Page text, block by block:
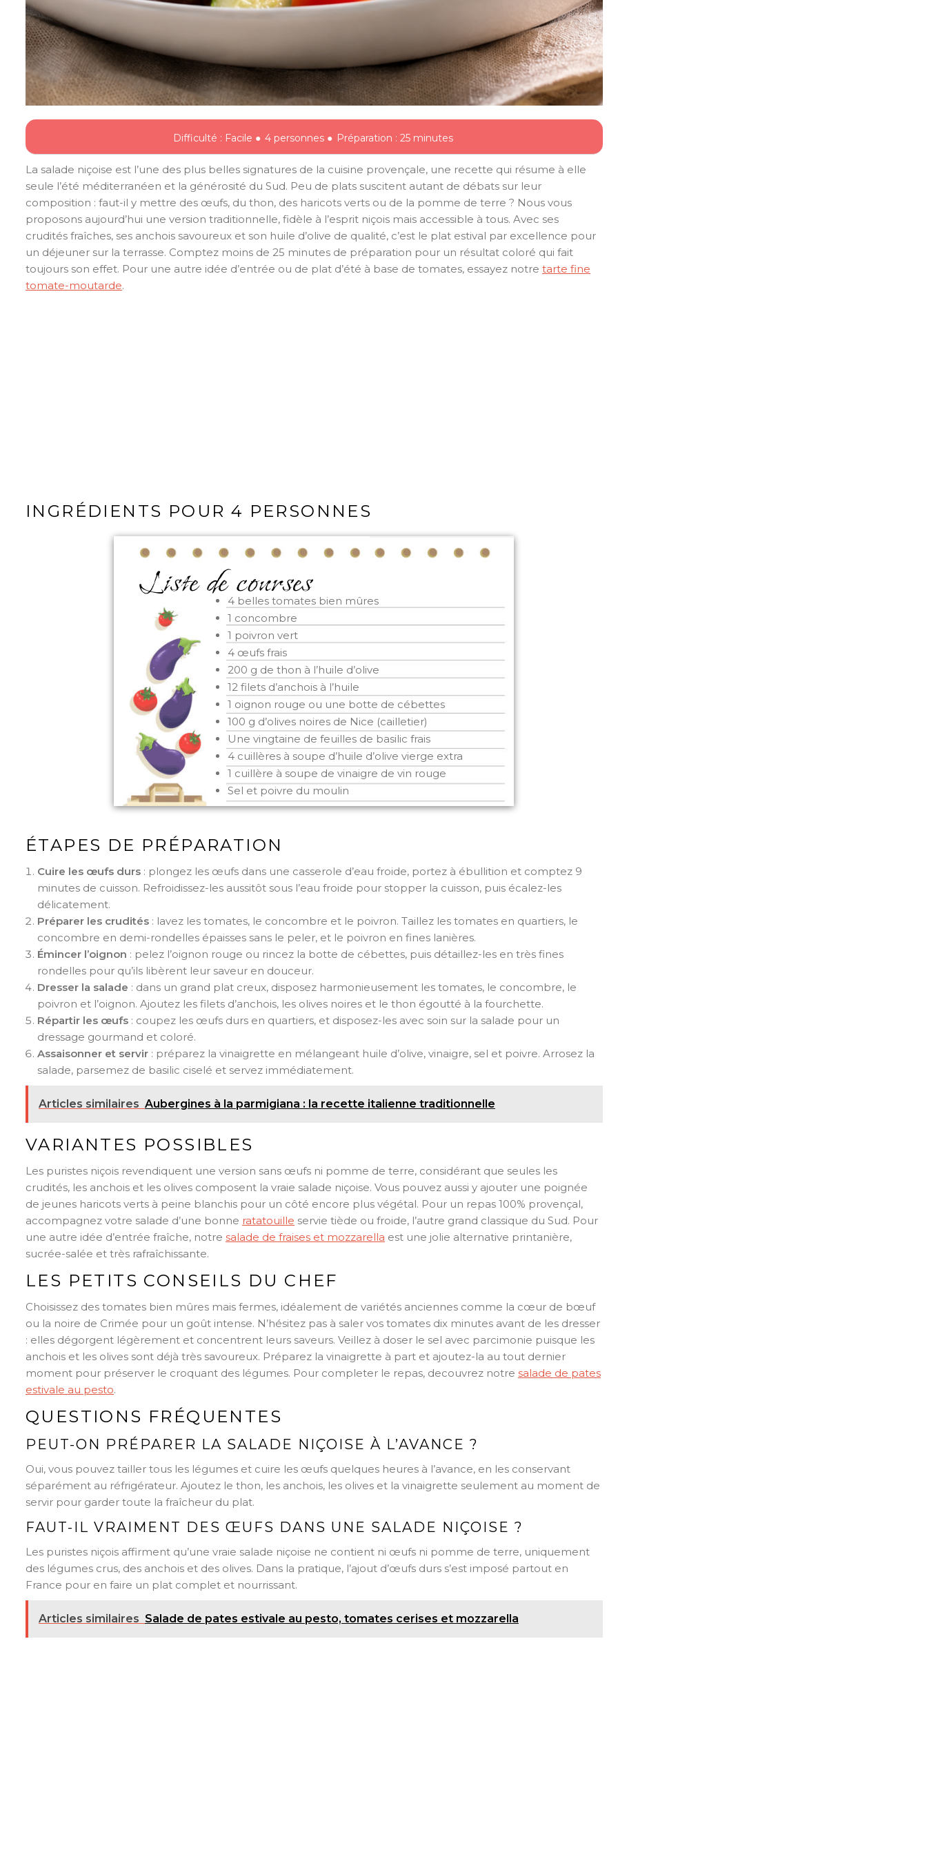
Difficulté : Facile ● 4 personnes ● Préparation : 25 minutes
La salade niçoise est l’une des plus belles signatures de la cuisine provençale, une recette qui résume à elle
seule l’été méditerranéen et la générosité du Sud. Peu de plats suscitent autant de débats sur leur
composition : faut-il y mettre des œufs, du thon, des haricots verts ou de la pomme de terre ? Nous vous
proposons aujourd’hui une version traditionnelle, fidèle à l’esprit niçois mais accessible à tous. Avec ses
crudités fraîches, ses anchois savoureux et son huile d’olive de qualité, c’est le plat estival par excellence pour
un déjeuner sur la terrasse. Comptez moins de 25 minutes de préparation pour un résultat coloré qui fait
toujours son effet. Pour une autre idée d’entrée ou de plat d’été à base de tomates, essayez notre tarte fine
tomate-moutarde.
INGRÉDIENTS POUR 4 PERSONNES
4 belles tomates bien mûres
1 concombre
1 poivron vert
4 œufs frais
200 g de thon à l’huile d’olive
12 filets d’anchois à l’huile
1 oignon rouge ou une botte de cébettes
100 g d’olives noires de Nice (cailletier)
Une vingtaine de feuilles de basilic frais
4 cuillères à soupe d’huile d’olive vierge extra
1 cuillère à soupe de vinaigre de vin rouge
Sel et poivre du moulin
ÉTAPES DE PRÉPARATION
Cuire les œufs durs : plongez les œufs dans une casserole d’eau froide, portez à ébullition et comptez 9
minutes de cuisson. Refroidissez-les aussitôt sous l’eau froide pour stopper la cuisson, puis écalez-les
délicatement.
Préparer les crudités : lavez les tomates, le concombre et le poivron. Taillez les tomates en quartiers, le
concombre en demi-rondelles épaisses sans le peler, et le poivron en fines lanières.
Émincer l’oignon : pelez l’oignon rouge ou rincez la botte de cébettes, puis détaillez-les en très fines
rondelles pour qu’ils libèrent leur saveur en douceur.
Dresser la salade : dans un grand plat creux, disposez harmonieusement les tomates, le concombre, le
poivron et l’oignon. Ajoutez les filets d’anchois, les olives noires et le thon égoutté à la fourchette.
Répartir les œufs : coupez les œufs durs en quartiers, et disposez-les avec soin sur la salade pour un
dressage gourmand et coloré.
Assaisonner et servir : préparez la vinaigrette en mélangeant huile d’olive, vinaigre, sel et poivre. Arrosez la
salade, parsemez de basilic ciselé et servez immédiatement.
Articles similaires Aubergines à la parmigiana : la recette italienne traditionnelle
VARIANTES POSSIBLES
Les puristes niçois revendiquent une version sans œufs ni pomme de terre, considérant que seules les
crudités, les anchois et les olives composent la vraie salade niçoise. Vous pouvez aussi y ajouter une poignée
de jeunes haricots verts à peine blanchis pour un côté encore plus végétal. Pour un repas 100% provençal,
accompagnez votre salade d’une bonne ratatouille servie tiède ou froide, l’autre grand classique du Sud. Pour
une autre idée d’entrée fraîche, notre salade de fraises et mozzarella est une jolie alternative printanière,
sucrée-salée et très rafraîchissante.
LES PETITS CONSEILS DU CHEF
Choisissez des tomates bien mûres mais fermes, idéalement de variétés anciennes comme la cœur de bœuf
ou la noire de Crimée pour un goût intense. N’hésitez pas à saler vos tomates dix minutes avant de les dresser
: elles dégorgent légèrement et concentrent leurs saveurs. Veillez à doser le sel avec parcimonie puisque les
anchois et les olives sont déjà très savoureux. Préparez la vinaigrette à part et ajoutez-la au tout dernier
moment pour préserver le croquant des légumes. Pour completer le repas, decouvrez notre salade de pates
estivale au pesto.
QUESTIONS FRÉQUENTES
PEUT-ON PRÉPARER LA SALADE NIÇOISE À L’AVANCE ?
Oui, vous pouvez tailler tous les légumes et cuire les œufs quelques heures à l’avance, en les conservant
séparément au réfrigérateur. Ajoutez le thon, les anchois, les olives et la vinaigrette seulement au moment de
servir pour garder toute la fraîcheur du plat.
FAUT-IL VRAIMENT DES ŒUFS DANS UNE SALADE NIÇOISE ?
Les puristes niçois affirment qu’une vraie salade niçoise ne contient ni œufs ni pomme de terre, uniquement
des légumes crus, des anchois et des olives. Dans la pratique, l’ajout d’œufs durs s’est imposé partout en
France pour en faire un plat complet et nourrissant.
Articles similaires Salade de pates estivale au pesto, tomates cerises et mozzarella